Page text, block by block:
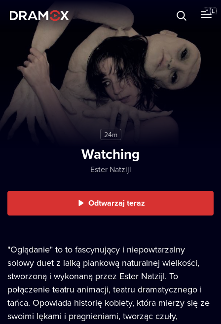
🇵🇱
Karty podarunkowe
Zarejestruj się
24m
Watching
Ester Natzijl
Odtwarzaj teraz
"Oglądanie" to to fascynujący i niepowtarzalny
solowy duet z lalką piankową naturalnej wielkości,
stworzoną i wykonaną przez Ester Natzijl. To
połączenie teatru animacji, teatru dramatycznego i
tańca. Opowiada historię kobiety, która mierzy się ze
swoimi lękami i pragnieniami, tworząc czuły,